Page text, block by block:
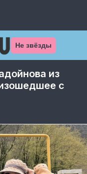
Не звёзды
из
с